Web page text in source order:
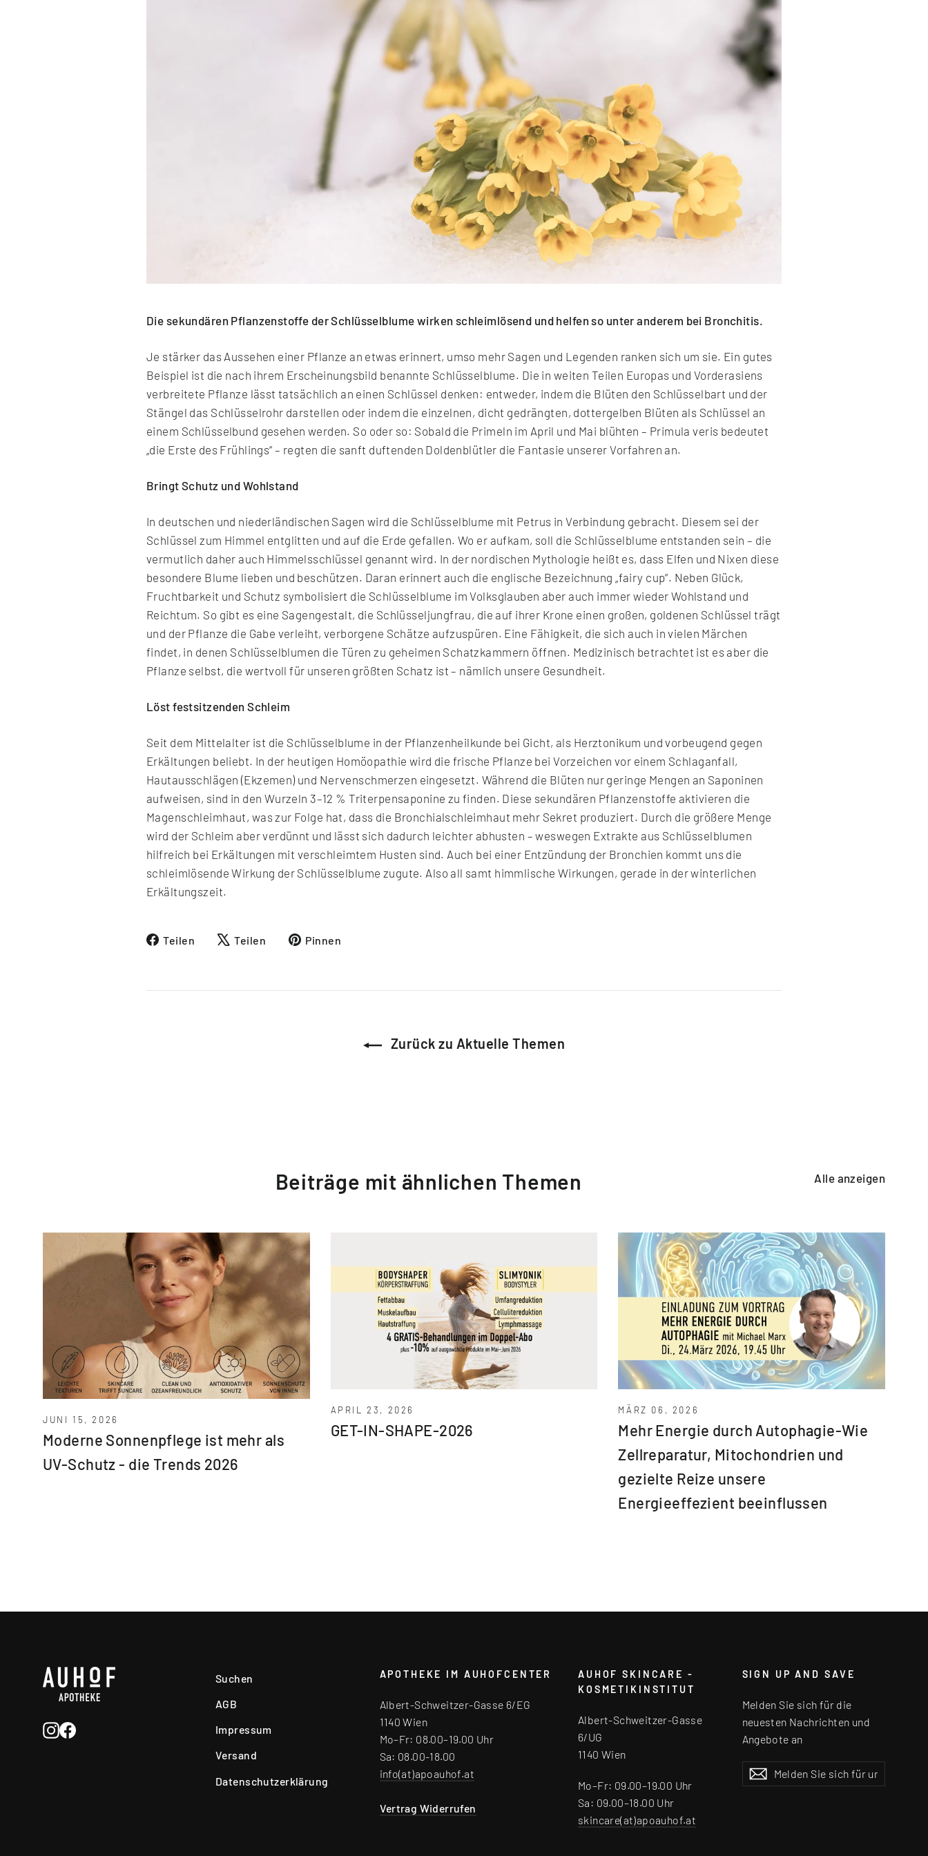
Die sekundären Pflanzenstoffe der Schlüsselblume wirken schleimlösend und helfen so unter anderem bei Bronchitis.
Je stärker das Aussehen einer Pflanze an etwas erinnert, umso mehr Sagen und Legenden ranken sich um sie. Ein gutes
Beispiel ist die nach ihrem Erscheinungsbild benannte Schlüsselblume. Die in weiten Teilen Europas und Vorderasiens
verbreitete Pflanze lässt tatsächlich an einen Schlüssel denken: entweder, indem die Blüten den Schlüsselbart und der
Stängel das Schlüsselrohr darstellen oder indem die einzelnen, dicht gedrängten, dottergelben Blüten als Schlüssel an
einem Schlüsselbund gesehen werden. So oder so: Sobald die Primeln im April und Mai blühten – Primula veris bedeutet
„die Erste des Frühlings“ – regten die sanft duftenden Doldenblütler die Fantasie unserer Vorfahren an.
Bringt Schutz und Wohlstand
In deutschen und niederländischen Sagen wird die Schlüsselblume mit Petrus in Verbindung gebracht. Diesem sei der
Schlüssel zum Himmel entglitten und auf die Erde gefallen. Wo er aufkam, soll die Schlüsselblume entstanden sein – die
vermutlich daher auch Himmelsschlüssel genannt wird. In der nordischen Mythologie heißt es, dass Elfen und Nixen diese
besondere Blume lieben und beschützen. Daran erinnert auch die englische Bezeichnung „fairy cup“. Neben Glück,
Fruchtbarkeit und Schutz symbolisiert die Schlüsselblume im Volksglauben aber auch immer wieder Wohlstand und
Reichtum. So gibt es eine Sagengestalt, die Schlüsseljungfrau, die auf ihrer Krone einen großen, goldenen Schlüssel trägt
und der Pflanze die Gabe verleiht, verborgene Schätze aufzuspüren. Eine Fähigkeit, die sich auch in vielen Märchen
findet, in denen Schlüsselblumen die Türen zu geheimen Schatzkammern öffnen. Medizinisch betrachtet ist es aber die
Pflanze selbst, die wertvoll für unseren größten Schatz ist – nämlich unsere Gesundheit.
Löst festsitzenden Schleim
Seit dem Mittelalter ist die Schlüsselblume in der Pflanzenheilkunde bei Gicht, als Herztonikum und vorbeugend gegen
Erkältungen beliebt. In der heutigen Homöopathie wird die frische Pflanze bei Vorzeichen vor einem Schlaganfall,
Hautausschlägen (Ekzemen) und Nervenschmerzen eingesetzt. Während die Blüten nur geringe Mengen an Saponinen
aufweisen, sind in den Wurzeln 3–12 % Triterpensaponine zu finden. Diese sekundären Pflanzenstoffe aktivieren die
Magenschleimhaut, was zur Folge hat, dass die Bronchialschleimhaut mehr Sekret produziert. Durch die größere Menge
wird der Schleim aber verdünnt und lässt sich dadurch leichter abhusten – weswegen Extrakte aus Schlüsselblumen
hilfreich bei Erkältungen mit verschleimtem Husten sind. Auch bei einer Entzündung der Bronchien kommt uns die
schleimlösende Wirkung der Schlüsselblume zugute. Also all samt himmlische Wirkungen, gerade in der winterlichen
Erkältungszeit.
Teilen
Auf
Teilen
Auf
Pinnen
Zurück zu Aktuelle Themen
Beiträge mit ähnlichen Themen Alle anzeigen
JUNI 15, 2026
Moderne Sonnenpflege ist mehr als
UV-Schutz - die Trends 2026
APRIL 23, 2026
GET-IN-SHAPE-2026
MÄRZ 06, 2026
Mehr Energie durch Autophagie-Wie
Zellreparatur, Mitochondrien und
gezielte Reize unsere
Energieeffezient beeinflussen
Instagram
Facebook
Suchen
AGB
Impressum
Versand
Datenschutzerklärung
APOTHEKE IM AUHOFCENTER
Albert-Schweitzer-Gasse 6/EG
1140 Wien
Mo–Fr: 08.00–19.00 Uhr
Sa: 08.00-18.00
info(at)apoauhof.at
Vertrag Widerrufen
AUHOF SKINCARE -
KOSMETIKINSTITUT
Albert-Schweitzer-Gasse
6/UG
1140 Wien
Mo–Fr: 09.00–19.00 Uhr
Sa: 09.00–18.00 Uhr
skincare(at)apoauhof.at
SIGN UP AND SAVE
Melden Sie sich für die
neuesten Nachrichten und
Angebote an
Melden
Sie
Abonnieren
Abonnieren